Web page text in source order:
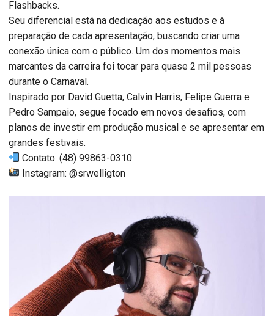
Flashbacks.
Seu diferencial está na dedicação aos estudos e à
preparação de cada apresentação, buscando criar uma
conexão única com o público. Um dos momentos mais
marcantes da carreira foi tocar para quase 2 mil pessoas
durante o Carnaval.
Inspirado por David Guetta, Calvin Harris, Felipe Guerra e
Pedro Sampaio, segue focado em novos desafios, com
planos de investir em produção musical e se apresentar em
grandes festivais.
Contato: (48) 99863-0310
Instagram: @srwelligton